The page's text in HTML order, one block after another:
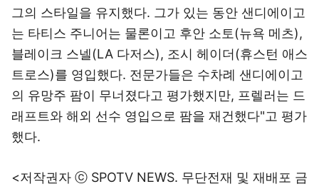
그의 스타일을 유지했다. 그가 있는 동안 샌디에이고
는 타티스 주니어는 물론이고 후안 소토(뉴욕 메츠),
블레이크 스넬(LA 다저스), 조시 헤이더(휴스턴 애스
트로스)를 영입했다. 전문가들은 수차례 샌디에이고
의 유망주 팜이 무너졌다고 평가했지만, 프렐러는 드
래프트와 해외 선수 영입으로 팜을 재건했다"고 평가
했다.
<저작권자 ⓒ SPOTV NEWS. 무단전재 및 재배포 금